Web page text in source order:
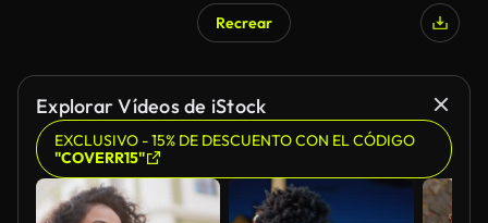
Recrear
Explorar Vídeos de iStock
EXCLUSIVO - 15% DE DESCUENTO CON EL CÓDIGO
"COVERR15"